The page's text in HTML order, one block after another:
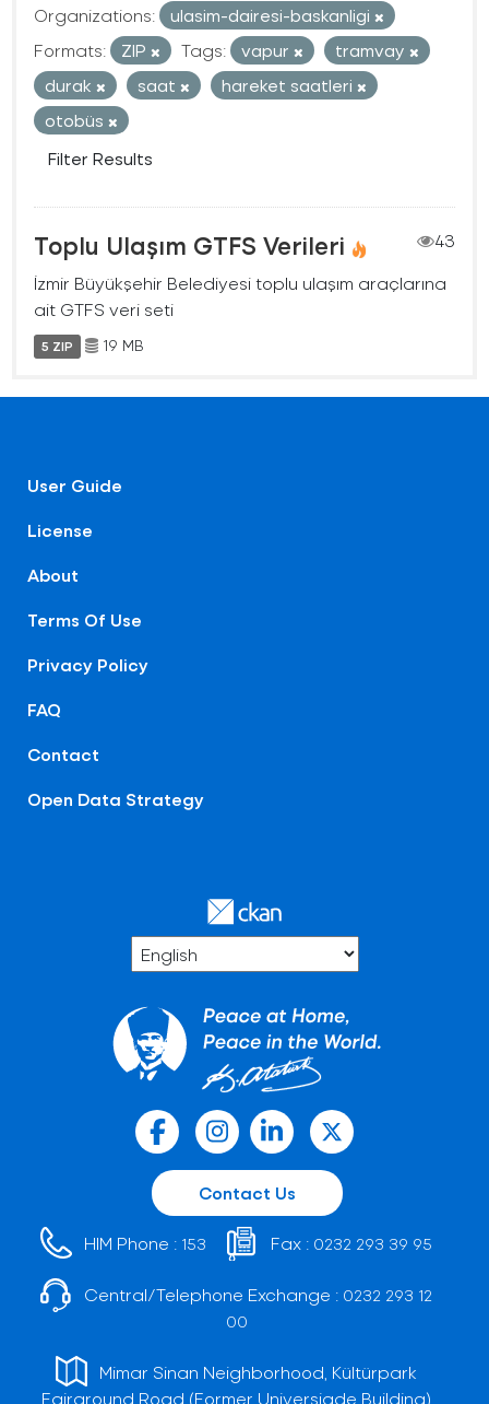
Organizations:
ulasim-dairesi-baskanligi
Formats:
ZIP Tags: vapur
tramvay
durak
saat
hareket saatleri
otobüs
Filter Results
Toplu Ulaşım GTFS Verileri
43
İzmir Büyükşehir Belediyesi toplu ulaşım araçlarına
ait GTFS veri seti
5 ZIP 19 MB
User Guide
License
About
Terms Of Use
Privacy Policy
FAQ
Contact
Open Data Strategy
Contact Us
HIM Phone : 153 Fax : 0232 293 39 95
Central/Telephone Exchange : 0232 293 12
00
Mimar Sinan Neighborhood, Kültürpark
Fairground Road (Former Universiade Building)